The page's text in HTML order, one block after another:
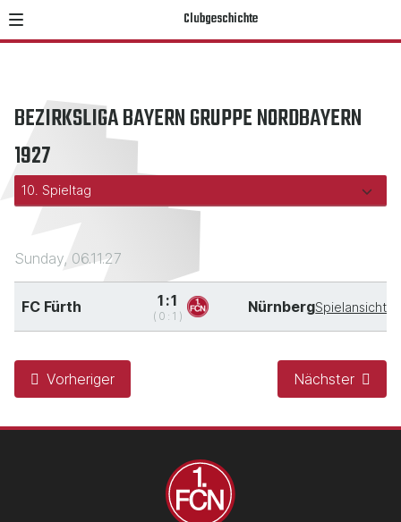
Clubgeschichte
BEZIRKSLIGA BAYERN GRUPPE NORDBAYERN
1927
Sunday, 06.11.27
FC Fürth 1:1
(0:1) NürnbergSpielansicht
Vorheriger Nächster